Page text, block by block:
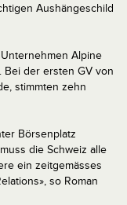
Aushängeschild
Alpine
Bei der ersten GV von
stimmten zehn
Börsenplatz
die Schweiz alle
ein zeitgemässes
so Roman